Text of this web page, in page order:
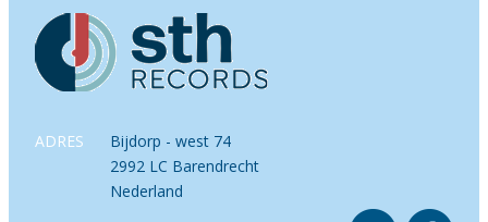
ADRES
Bijdorp - west 74
2992 LC Barendrecht
Nederland